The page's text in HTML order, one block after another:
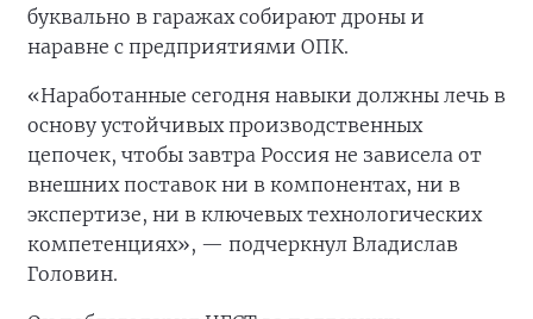
буквально в гаражах собирают дроны и
наравне с предприятиями ОПК.
«Наработанные сегодня навыки должны лечь в
основу устойчивых производственных
цепочек, чтобы завтра Россия не зависела от
внешних поставок ни в компонентах, ни в
экспертизе, ни в ключевых технологических
компетенциях», — подчеркнул Владислав
Головин.